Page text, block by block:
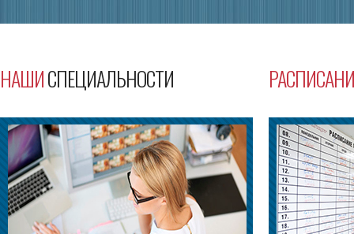
НАШИСПЕЦИАЛЬНОСТИ